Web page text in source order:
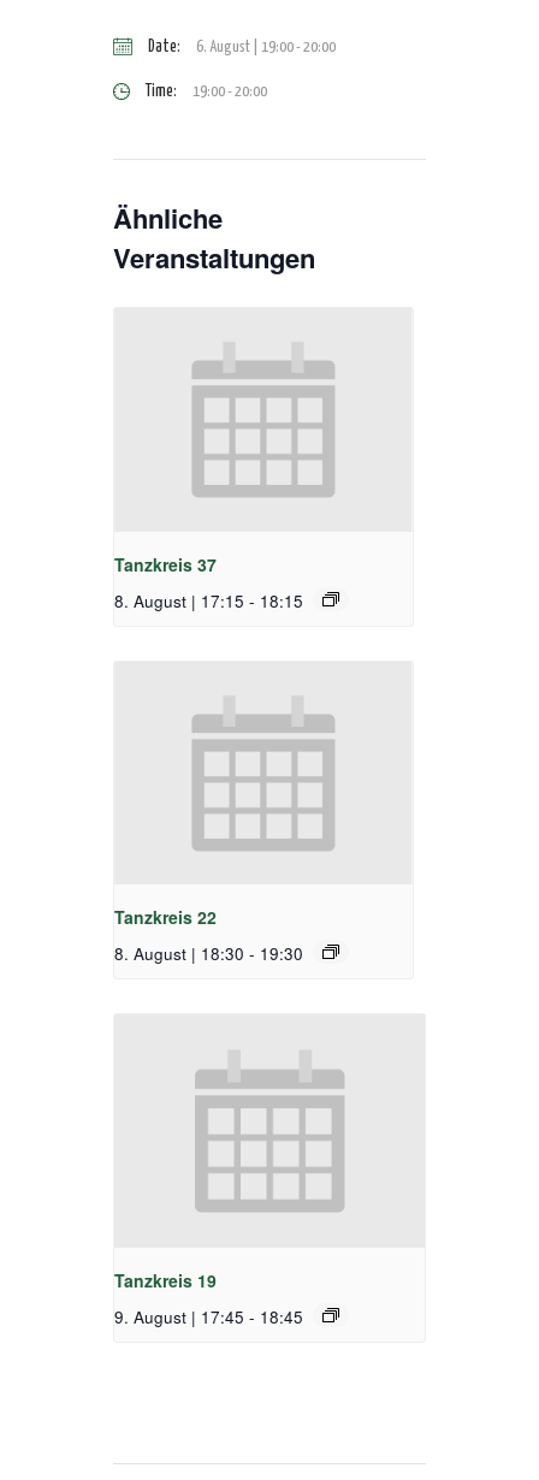
Date: 6. August | 19:00-20:00
Time: 19:00 - 20:00
Ähnliche
Veranstaltungen
Tanzkreis 37
8. August | 17:15 - 18:15
Tanzkreis 22
8. August | 18:30 - 19:30
Tanzkreis 19
9. August | 17:45 - 18:45